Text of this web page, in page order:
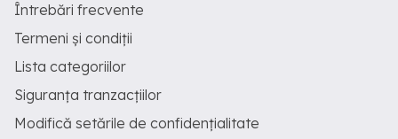
Întrebări frecvente
Termeni și condiții
Lista categoriilor
Siguranța tranzacțiilor
Modifică setările de confidențialitate